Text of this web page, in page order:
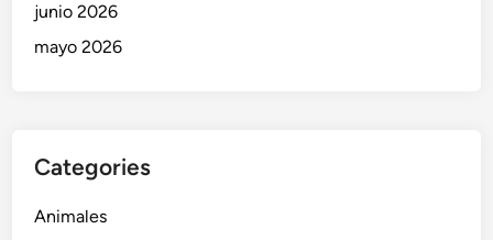
junio 2026
mayo 2026
Categories
Animales